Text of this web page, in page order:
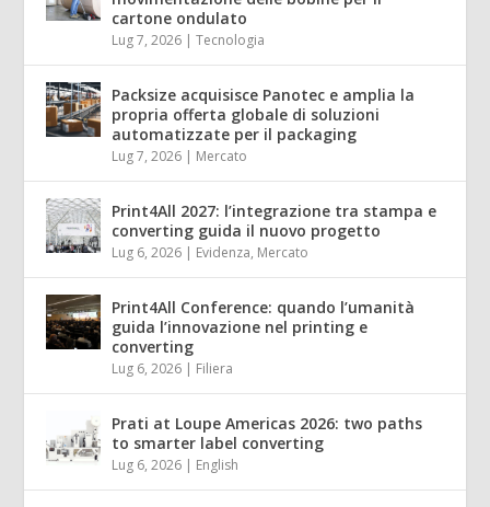
cartone ondulato
Lug 7, 2026 |Tecnologia
Packsize acquisisce Panotec e amplia la
propria offerta globale di soluzioni
automatizzate per il packaging
Lug 7, 2026 | Mercato
Print4All 2027: l’integrazione tra stampa e
converting guida il nuovo progetto
Lug 6, 2026 | Evidenza, Mercato
Print4All Conference: quando l’umanità
guida l’innovazione nel printing e
converting
Lug 6, 2026 | Filiera
Prati at Loupe Americas 2026: two paths
to smarter label converting
Lug 6, 2026 | English